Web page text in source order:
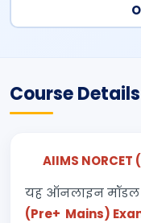
Course Details
AIIMS
यह ऑनलाइन मॉडल
(Pre+ Mains)